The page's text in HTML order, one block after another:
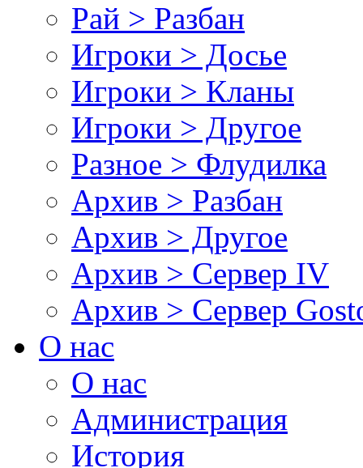
Рай > Разбан
Игроки > Досье
Игроки > Кланы
Игроки > Другое
Разное > Флудилка
Архив > Разбан
Архив > Другое
Архив > Сервер IV
Архив > Сервер
О нас
О нас
Администрация
История